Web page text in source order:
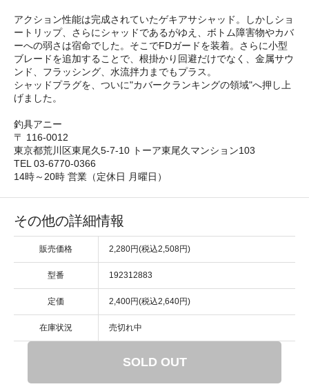
アクション性能は完成されていたゲキアサシャッド。しかしショ
ートリップ、さらにシャッドであるがゆえ、ボトム障害物やカバ
ーへの弱さは宿命でした。そこでFDガードを装着。さらに小型
ブレードを追加することで、根掛かり回避だけでなく、金属サウ
ンド、フラッシング、水流拌力までもプラス。
シャッドプラグを、ついに"カバークランキングの領域"へ押し上
げました。
釣具アニー
〒 116-0012
東京都荒川区東尾久5-7-10 トーア東尾久マンション103
TEL 03-6770-0366
14時～20時 営業（定休日 月曜日）
その他の詳細情報
販売価格 2,280円(税込2,508円)
型番 192312883
定価 2,400円(税込2,640円)
在庫状況 売切れ中
SOLD OUT